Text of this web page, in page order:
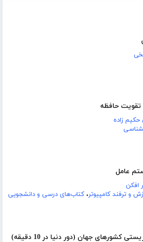
تقویت حافظه
زاده
عامل
افکن
و ترفند کامپیوتر، کتاب‌های درسی و دانشجویی
کشورهای جهان (دور دنیا در 10 دقیقه)